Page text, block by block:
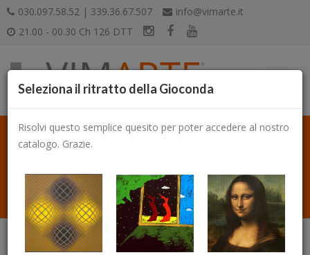
030.097.58.52 | 339.36.67.507
info@vimarte.it
21.00 - 00.30 Ch 126 DTT
Seleziona il ritratto della Gioconda
Risolvi questo semplice quesito per poter accedere al nostro
catalogo. Grazie.